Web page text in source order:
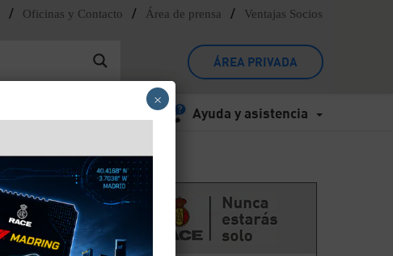
/ Oficinas y Contacto / Área de prensa / Ventajas Socios
ÁREA PRIVADA
Ayuda y asistencia
×